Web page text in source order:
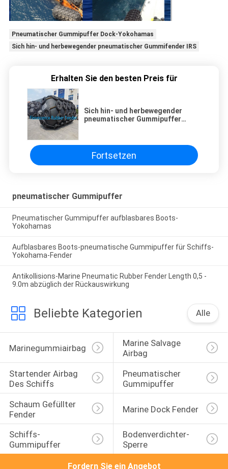
Pneumatischer Gummipuffer Dock-Yokohamas
Sich hin- und herbewegender pneumatischer Gummifender IRS
Erhalten Sie den besten Preis für
Sich hin- und herbewegender
pneumatischer Gummipuffer
Fortsetzen
pneumatischer Gummipuffer
Pneumatischer Gummipuffer aufblasbares Boots-
Yokohamas
Aufblasbares Boots-pneumatische Gummipuffer für Schiffs-
Yokohama-Fender
Antikollisions-Marine Pneumatic Rubber Fender Length 0,5 -
9.0m abzüglich der Rückauswirkung
Beliebte Kategorien Alle
Marinegummiairbag
Marine Salvage
Airbag
Startender Airbag
Des Schiffs
Pneumatischer
Gummipuffer
Schaum Gefüllter
Fender
Marine Dock Fender
Schiffs-
Gummipuffer
Bodenverdichter-
Sperre
Fordern Sie ein Angebot